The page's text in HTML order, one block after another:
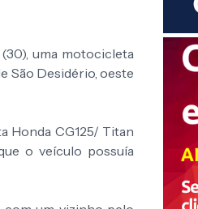
uma motocicleta
São Desidério, oeste
Honda CG125/ Titan
o veículo possuía